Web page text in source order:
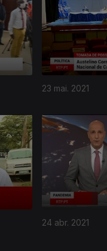
23 mai. 2021
24 abr. 2021